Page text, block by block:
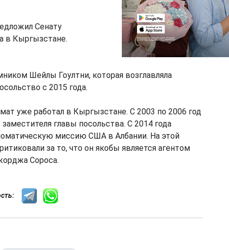
Сенату
в Кыргызстане.
Шейлы Гоултни, которая возглавляла
с 2015 года.
уже работал в Кыргызстане. С 2003 по 2006 год
главы посольства. С 2014 года
миссию США в Албании. На этой
за то, что он якобы является агентом
Сороса.